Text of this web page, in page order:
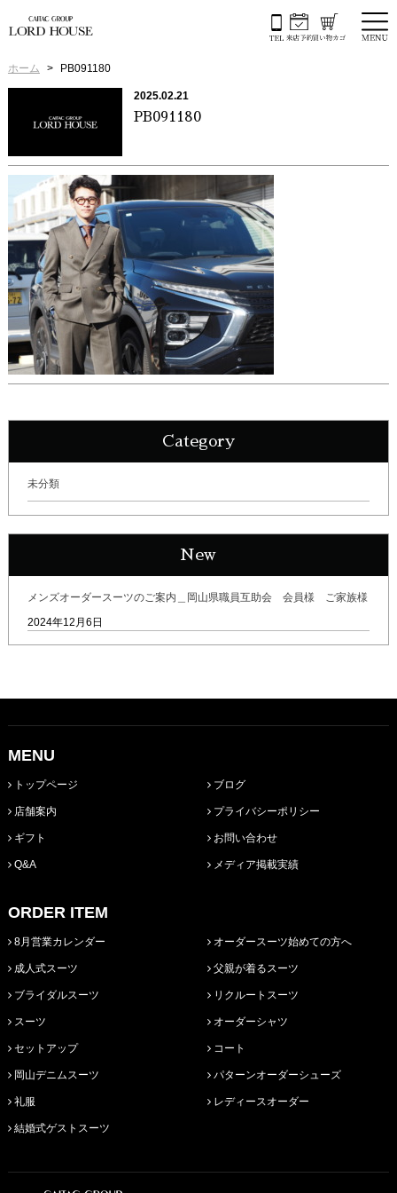
ホーム PB091180
2025.02.21
PB091180
Category
未分類
New
メンズオーダースーツのご案内＿岡山県職員互助会 会員様 ご家族様
2024年12月6日
MENU
トップページ
店舗案内
ギフト
Q&A
ブログ
プライバシーポリシー
お問い合わせ
メディア掲載実績
ORDER ITEM
8月営業カレンダー
成人式スーツ
ブライダルスーツ
スーツ
セットアップ
岡山デニムスーツ
礼服
結婚式ゲストスーツ
オーダースーツ始めての方へ
父親が着るスーツ
リクルートスーツ
オーダーシャツ
コート
パターンオーダーシューズ
レディースオーダー